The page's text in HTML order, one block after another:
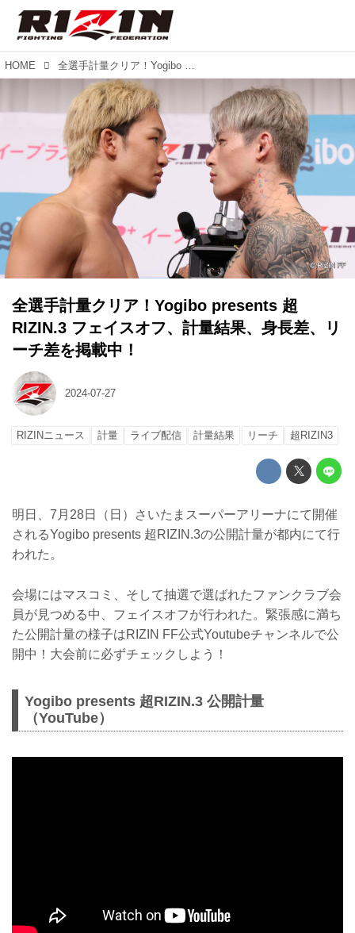
HOME 全選手計量クリア！Yogibo presents 超RIZIN.3 フェイスオフ、計量結果、身長差、リーチ差を掲載中！
全選手計量クリア！Yogibo presents 超
RIZIN.3 フェイスオフ、計量結果、身長差、リ
ーチ差を掲載中！
2024-07-27
RIZINニュース 計量 ライブ配信 計量結果 リーチ 超RIZIN3
明日、7月28日（日）さいたまスーパーアリーナにて開催
されるYogibo presents 超RIZIN.3の公開計量が都内にて行
われた。
会場にはマスコミ、そして抽選で選ばれたファンクラブ会
員が見つめる中、フェイスオフが行われた。緊張感に満ち
た公開計量の様子はRIZIN FF公式Youtubeチャンネルで公
開中！大会前に必ずチェックしよう！
Yogibo presents 超RIZIN.3 公開計量
（YouTube）